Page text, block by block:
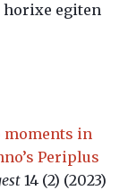
egiten
moments in
Periplus
14 (2) (2023)